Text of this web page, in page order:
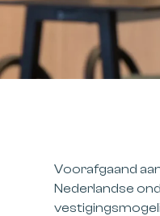
Voorafgaand
Nederlandse